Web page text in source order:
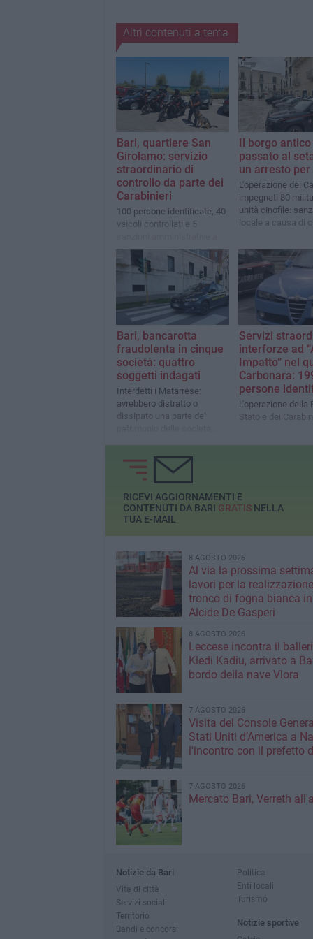
Altri contenuti a tema
Bari, quartiere San
Girolamo: servizio
straordinario di
controllo da parte dei
Carabinieri
100 persone identificate, 40
veicoli controllati e 5
carico di altrettanti
conducenti di monopattini
Il borgo
passato al
un arresto per
L'operazione dei
impegnati 80
unità cinofile:
locale a causa di
Bari, bancarotta
fraudolenta in cinque
società: quattro
soggetti indagati
Interdetti i Matarrese:
avrebbero distratto o
dissipato una parte del
Servizi
interforze ad
Impatto” nel
Carbonara:
persone
L'operazione della
Stato e dei
RICEVI AGGIORNAMENTI E
CONTENUTI DA BARI GRATISNELLA
TUA E-MAIL
8 AGOSTO 2026
Al via la prossima
lavori per la
tronco di fogna bianca
Alcide De Gasperi
8 AGOSTO 2026
Leccese incontra il
Kledi Kadiu, arrivato a
bordo della nave Vlora
7 AGOSTO 2026
Visita del Console
Stati Uniti d’America a
l'incontro con il prefetto
7 AGOSTO 2026
Mercato Bari, Verreth
Notizie da Bari
Vita di città
Servizi sociali
Territorio
Bandi e concorsi
Politica
Enti locali
Turismo
Notizie sportive